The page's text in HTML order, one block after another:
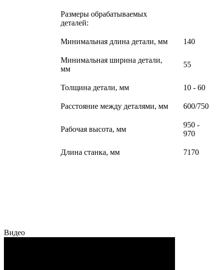
Размеры обрабатываемых
деталей:
Минимальная длина детали, мм 140
Минимальная ширина детали,
мм
55
Толщина детали, мм 10 - 60
Расстояние между деталями, мм 600/750
Рабочая высота, мм
950 -
970
Длина станка, мм 7170
Видео